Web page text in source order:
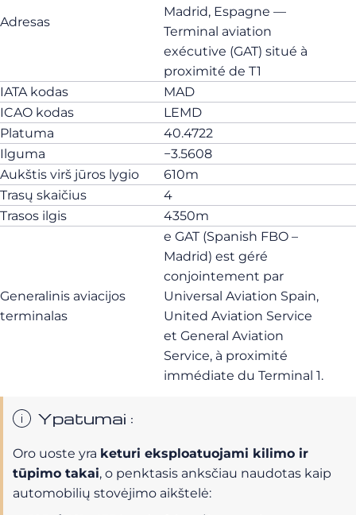
Adresas
Madrid, Espagne —
Terminal aviation
exécutive (GAT) situé à
proximité de T1
IATA kodas
MAD
ICAO kodas
LEMD
Platuma
40.4722
Ilguma
−3.5608
Aukštis virš jūros lygio
610m
Trasų skaičius
4
Trasos ilgis
4350m
Generalinis aviacijos
terminalas
e GAT (Spanish FBO –
Madrid) est géré
conjointement par
Universal Aviation Spain,
United Aviation Service
et General Aviation
Service, à proximité
immédiate du Terminal 1.
Ypatumai :
Oro uoste yra keturi eksploatuojami kilimo ir
tūpimo takai, o penktasis anksčiau naudotas kaip
automobilių stovėjimo aikštelė: